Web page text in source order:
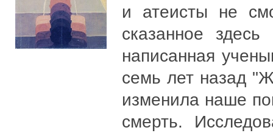
и атеисты не
сказанное
написанная
семь лет назад
изменила наше
смерть.